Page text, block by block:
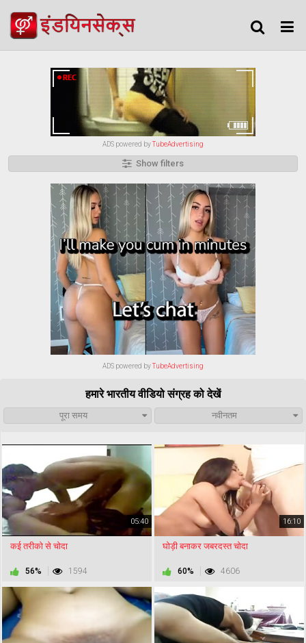
ADS powered byTubeAdvertising
Show filters
ADS powered byTubeAdvertising
हमारे भारतीय वीडियो संग्रह को देखें
नवीनतम
पूरा समय
05:40
कई तरीको से चोदा
56% 1594
16:10
घोड़ी बनाकर जबरदस्त चोदा
60% 4606